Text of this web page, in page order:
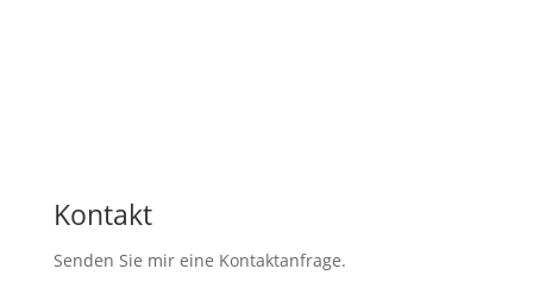
Kontakt
Senden Sie mir eine Kontaktanfrage.